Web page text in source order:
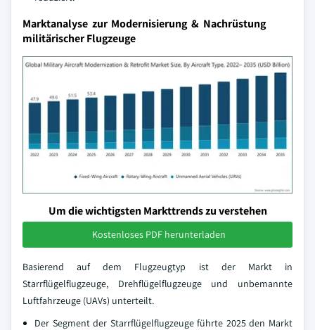
Marktanalyse zur Modernisierung & Nachrüstung
militärischer Flugzeuge
Um die wichtigsten Markttrends zu verstehen
Kostenloses PDF herunterladen
Basierend auf dem Flugzeugtyp ist der Markt in
Starrflügelflugzeuge, Drehflügelflugzeuge und unbemannte
Luftfahrzeuge (UAVs) unterteilt.
Der Segment der Starrflügelflugzeuge führte 2025 den Markt